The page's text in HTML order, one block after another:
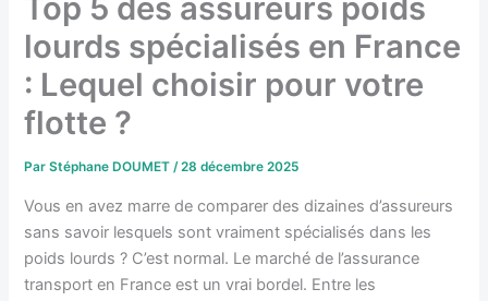
Top 5 des assureurs poids
lourds spécialisés en France
: Lequel choisir pour votre
flotte ?
ParStéphane DOUMET/28 décembre 2025
Vous en avez marre de comparer des dizaines d’assureurs
sans savoir lesquels sont vraiment spécialisés dans les
poids lourds ? C’est normal. Le marché de l’assurance
transport en France est un vrai bordel. Entre les